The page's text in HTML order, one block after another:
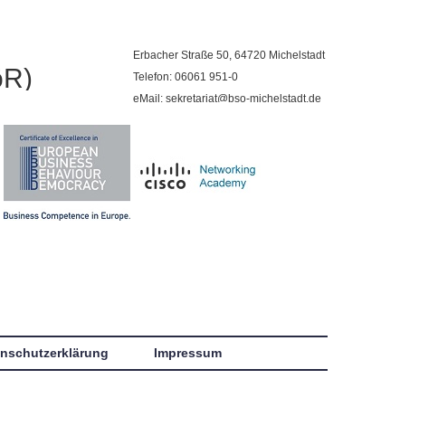
Erbacher Straße 50, 64720 Michelstadt
Telefon: 06061 951-0
eMail: sekretariat@bso-michelstadt.de
Impressum